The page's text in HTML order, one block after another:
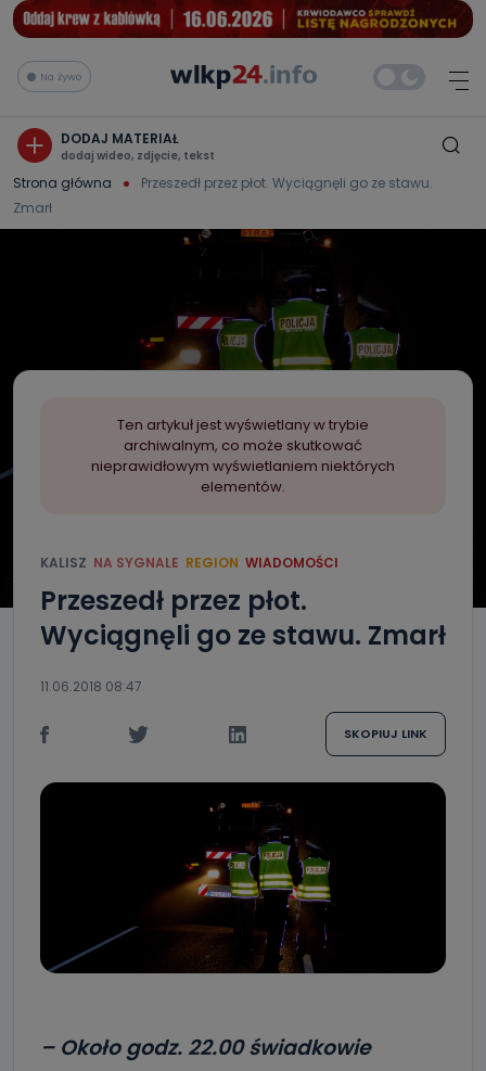
Na żywo
DODAJ MATERIAŁ
dodaj wideo, zdjęcie, tekst
Strona główna
Przeszedł przez płot. Wyciągnęli go ze stawu.
Zmarł
Ten artykuł jest wyświetlany w trybie
archiwalnym, co może skutkować
nieprawidłowym wyświetlaniem niektórych
elementów.
KALISZ NA SYGNALE REGION WIADOMOŚCI
Przeszedł przez płot.
Wyciągnęli go ze stawu. Zmarł
11.06.2018 08:47
SKOPIUJ LINK
– Około godz. 22.00 świadkowie